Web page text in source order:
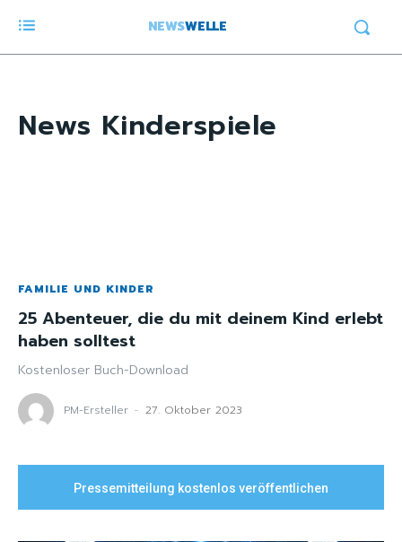
NEWSWELLE
News Kinderspiele
FAMILIE UND KINDER
25 Abenteuer, die du mit deinem Kind erlebt
haben solltest
Kostenloser Buch-Download
PM-Ersteller - 27. Oktober 2023
Pressemitteilung kostenlos veröffentlichen